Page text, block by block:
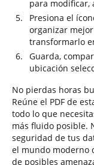
para modificar,
Presiona el
organizar
transformarlo
Guarda,
ubicación
No pierdas horas
Reúne el PDF de
todo lo que
más fluido posible.
seguridad de tus
el mundo moderno
de posibles